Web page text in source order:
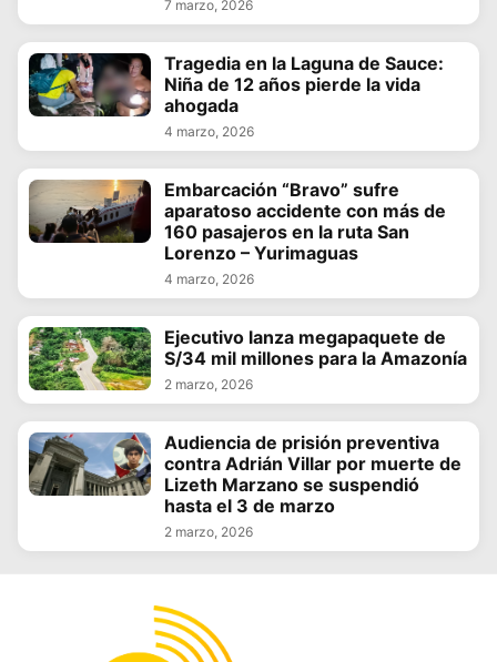
7 marzo, 2026
Tragedia en la Laguna de Sauce:
Niña de 12 años pierde la vida
ahogada
4 marzo, 2026
Embarcación “Bravo” sufre
aparatoso accidente con más de
160 pasajeros en la ruta San
Lorenzo – Yurimaguas
4 marzo, 2026
Ejecutivo lanza megapaquete de
S/34 mil millones para la Amazonía
2 marzo, 2026
Audiencia de prisión preventiva
contra Adrián Villar por muerte de
Lizeth Marzano se suspendió
hasta el 3 de marzo
2 marzo, 2026